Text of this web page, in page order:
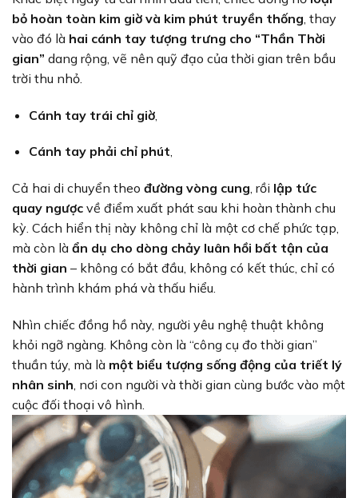
bỏ hoàn toàn kim giờ và kim phút truyền thống , thay
vào đó là hai cánh tay tượng trưng cho “Thần Thời
gian” dang rộng, vẽ nên quỹ đạo của thời gian trên bầu
trời thu nhỏ.
Cánh tay trái chỉ giờ,
Cánh tay phải chỉ phút,
Cả hai di chuyển theo đường vòng cung, rồi lập tức
quay ngược về điểm xuất phát sau khi hoàn thành chu
kỳ. Cách hiển thị này không chỉ là một cơ chế phức tạp,
mà còn là ẩn dụ cho dòng chảy luân hồi bất tận của
thời gian – không có bắt đầu, không có kết thúc, chỉ có
hành trình khám phá và thấu hiểu.
Nhìn chiếc đồng hồ này, người yêu nghệ thuật không
khỏi ngỡ ngàng. Không còn là “công cụ đo thời gian”
thuần túy, mà là một biểu tượng sống động của triết lý
nhân sinh, nơi con người và thời gian cùng bước vào một
cuộc đối thoại vô hình.